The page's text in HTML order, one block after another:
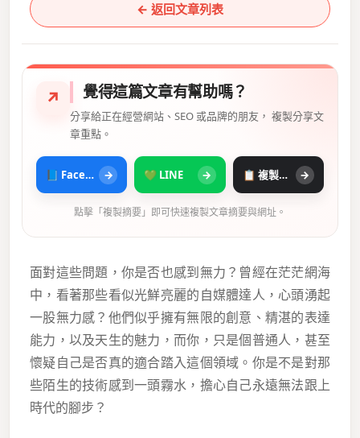
← 返回文章列表
↗ 覺得這篇文章有幫助嗎？
分享給正在經營網站、SEO 或品牌的朋友， 複製分享文
章重點。
📘 Facebook → 💚 LINE → 📋 複製摘要 →
點擊「複製摘要」即可快速複製文章摘要與網址。
面對這些問題，你是否也感到無力？曾經在茫茫網海
中，看著那些看似光鮮亮麗的自媒體達人，心頭湧起
一股無力感？他們似乎擁有無限的創意、精湛的表達
能力，以及天生的魅力，而你，只是個普通人，甚至
懷疑自己是否真的適合踏入這個領域。你是不是對那
些陌生的技術感到一頭霧水，擔心自己永遠無法跟上
時代的腳步？